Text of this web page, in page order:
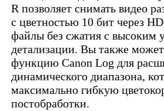
R позволяет снимать видео
с цветностью 10 бит через
файлы без сжатия с высоким
детализации. Вы также
функцию Canon Log для
динамического диапазона,
максимально гибкую
постобработки.